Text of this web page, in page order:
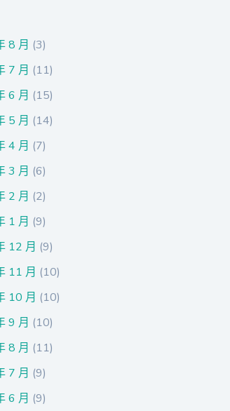
8 月 (3)
7 月 (11)
6 月 (15)
5 月 (14)
4 月 (7)
3 月 (6)
2 月 (2)
1 月 (9)
12 月 (9)
11 月 (10)
10 月 (10)
9 月 (10)
8 月 (11)
7 月 (9)
6 月 (9)